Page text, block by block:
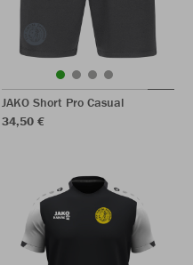
JAKO Short Pro Casual
34,50 €